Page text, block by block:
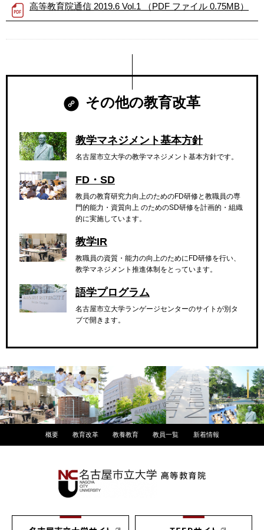
高等教育院通信 2019.6 Vol.1 （PDF ファイル 0.75MB）
その他の教育改革
教学マネジメント基本方針
名古屋市立大学の教学マネジメント基本方針です。
FD・SD
教員の教育研究力向上のためのFD研修と教職員の専
門的能力・資質向上 のためのSD研修を計画的・組織
的に実施しています。
教学IR
教職員の資質・能力の向上のためにFD研修を行い、
教学マネジメント推進体制をとっています。
語学プログラム
名古屋市立大学ランゲージセンターのサイトが別タ
ブで開きます。
概要 教育改革 教養教育 教員一覧 新着情報